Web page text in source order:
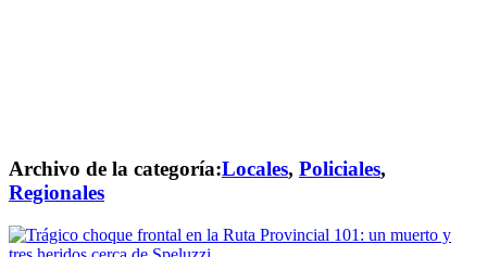
Archivo de la categoría:Locales, Policiales,
Regionales